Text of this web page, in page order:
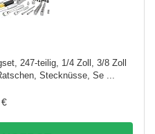
247-teilig, 1/4 Zoll, 3/8 Zoll
Stecknüsse, Se ...